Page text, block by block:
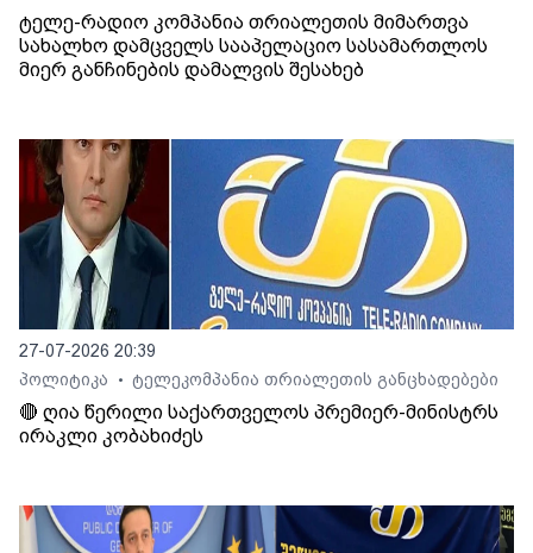
ტელე-რადიო კომპანია თრიალეთის მიმართვა
სახალხო დამცველს სააპელაციო სასამართლოს
მიერ განჩინების დამალვის შესახებ
27-07-2026 20:39
პოლიტიკა
• ტელეკომპანია თრიალეთის განცხადებები
🔴 ღია წერილი საქართველოს პრემიერ-მინისტრს
ირაკლი კობახიძეს